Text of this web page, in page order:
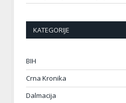
KATEGORIJE
BIH
Crna Kronika
Dalmacija